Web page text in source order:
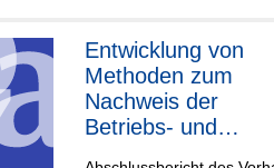
Entwicklung von
Methoden zum
Nachweis der
Betriebs- und